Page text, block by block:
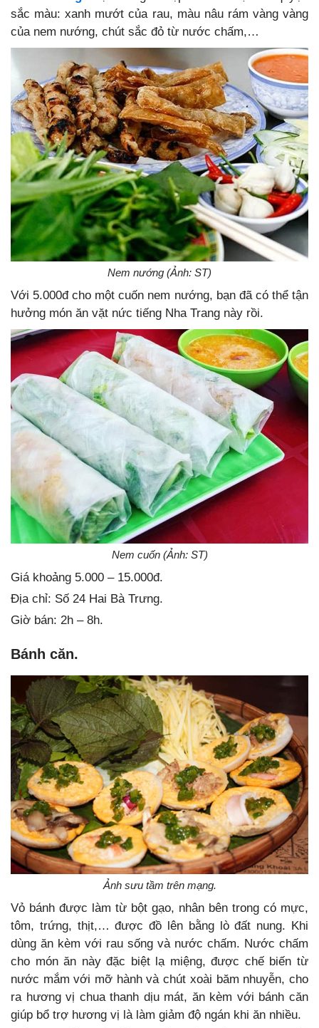
sắc màu: xanh mướt của rau, màu nâu rám vàng vàng
của nem nướng, chút sắc đỏ từ nước chấm,…
Nem nướng (Ảnh: ST)
Với 5.000đ cho một cuốn nem nướng, bạn đã có thể tận
hưởng món ăn vặt nức tiếng Nha Trang này rồi.
Nem cuốn (Ảnh: ST)
Giá khoảng 5.000 – 15.000đ.
Địa chỉ: Số 24 Hai Bà Trưng.
Giờ bán: 2h – 8h.
Bánh căn.
Ảnh sưu tầm trên mạng.
Vỏ bánh được làm từ bột gạo, nhân bên trong có mực,
tôm, trứng, thịt,… được đồ lên bằng lò đất nung. Khi
dùng ăn kèm với rau sống và nước chấm. Nước chấm
cho món ăn này đặc biệt lạ miệng, được chế biến từ
nước mắm với mỡ hành và chút xoài băm nhuyễn, cho
ra hương vị chua thanh dịu mát, ăn kèm với bánh căn
giúp bổ trợ hương vị là làm giảm độ ngán khi ăn nhiều.